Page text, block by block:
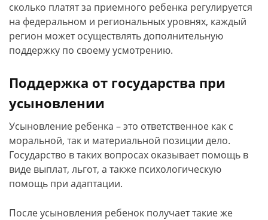
сколько платят за приемного ребенка регулируется
на федеральном и региональных уровнях, каждый
регион может осуществлять дополнительную
поддержку по своему усмотрению.
Поддержка от государства при
усыновлении
Усыновление ребенка – это ответственное как с
моральной, так и материальной позиции дело.
Государство в таких вопросах оказывает помощь в
виде выплат, льгот, а также психологическую
помощь при адаптации.
После усыновления ребенок получает такие же